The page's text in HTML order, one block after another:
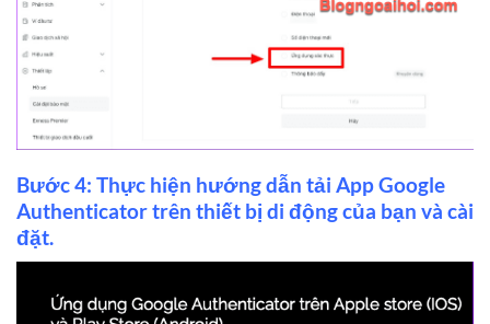
Bước 4: Thực hiện hướng dẫn tải App Google
Authenticator trên thiết bị di động của bạn và cài
đặt.